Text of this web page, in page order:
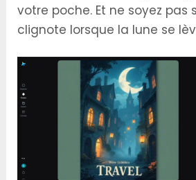
votre poche. Et ne soyez pas
clignote lorsque la lune se